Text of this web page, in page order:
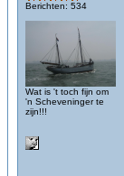
Berichten: 534
Wat is 't toch fijn om
'n Scheveninger te
zijn!!!